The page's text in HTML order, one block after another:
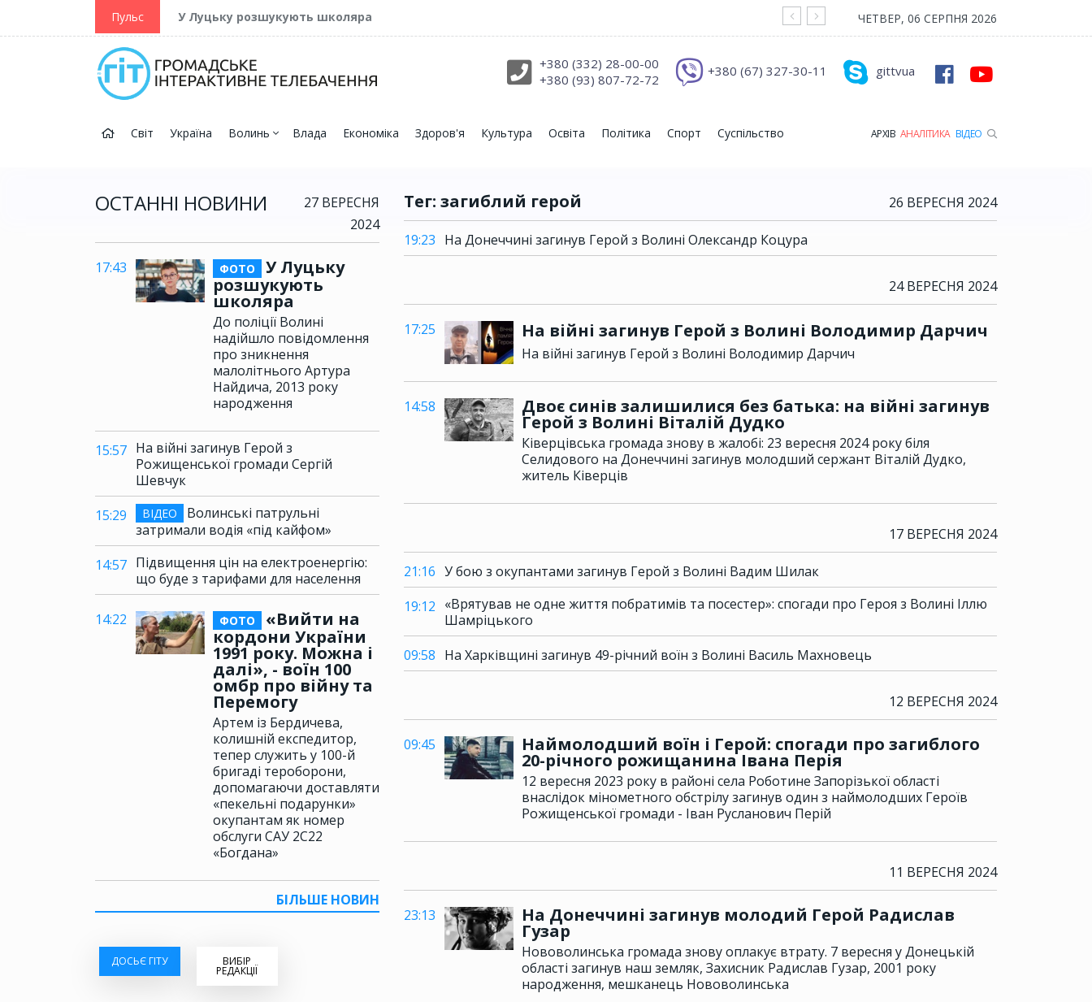
Пульс У Луцьку розшукують школяра На війні загинув Герой з Рожищенської
ЧЕТВЕР, 06 СЕРПНЯ 2026
gittvua
+380 (67) 327-30-11
+380 (332) 28-00-00
+380 (93) 807-72-72
Світ Україна Волинь Влада Економіка Здоров'я Культура Освіта Політика Спорт Суспільство АРХІВ АНАЛІТИКА ВІДЕО
ОСТАННІ НОВИНИ
27 ВЕРЕСНЯ
2024
17:43 ФОТО
У Луцьку
розшукують
школяра
До поліції Волині
надійшло повідомлення
про зникнення
малолітнього Артура
Найдича, 2013 року
народження
15:57 На війні загинув Герой з
Рожищенської громади Сергій
Шевчук
15:29
ВІДЕО
Волинські патрульні
затримали водія «під кайфом»
14:57 Підвищення цін на електроенергію:
що буде з тарифами для населення
14:22 ФОТО
«Вийти на
кордони України
1991 року. Можна і
далі», - воїн 100
омбр про війну та
Перемогу
Артем із Бердичева,
колишній експедитор,
тепер служить у 100-й
бригаді тероборони,
допомагаючи доставляти
«пекельні подарунки»
окупантам як номер
обслуги САУ 2С22
«Богдана»
БІЛЬШЕ НОВИН
ДОСЬЄ ГІТУ ВИБІР
РЕДАКЦІЇ
Тег: загиблий герой 26 ВЕРЕСНЯ 2024
19:23 На Донеччині загинув Герой з Волині Олександр Коцура
24 ВЕРЕСНЯ 2024
17:25 На війні загинув Герой з Волині Володимир Дарчич
На війні загинув Герой з Волині Володимир Дарчич
14:58 Двоє синів залишилися без батька: на війні загинув
Герой з Волині Віталій Дудко
Ківерцівська громада знову в жалобі: 23 вересня 2024 року біля
Селидового на Донеччині загинув молодший сержант Віталій Дудко,
житель Ківерців
17 ВЕРЕСНЯ 2024
21:16 У бою з окупантами загинув Герой з Волині Вадим Шилак
19:12 «Врятував не одне життя побратимів та посестер»: спогади про Героя з Волині Іллю
Шамріцького
09:58 На Харківщині загинув 49-річний воїн з Волині Василь Махновець
12 ВЕРЕСНЯ 2024
09:45 Наймолодший воїн і Герой: спогади про загиблого
20-річного рожищанина Івана Перія
12 вересня 2023 року в районі села Роботине Запорізької області
внаслідок мінометного обстрілу загинув один з наймолодших Героїв
Рожищенської громади - Іван Русланович Перій
11 ВЕРЕСНЯ 2024
23:13 На Донеччині загинув молодий Герой Радислав
Гузар
Нововолинська громада знову оплакує втрату. 7 вересня у Донецькій
області загинув наш земляк, Захисник Радислав Гузар, 2001 року
народження, мешканець Нововолинська